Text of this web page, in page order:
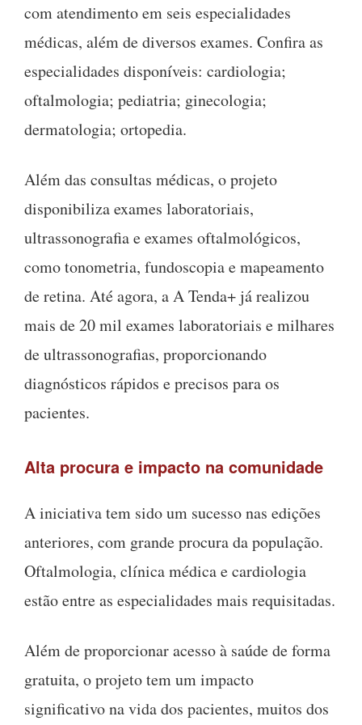
com atendimento em seis especialidades
médicas, além de diversos exames. Confira as
especialidades disponíveis: cardiologia;
oftalmologia; pediatria; ginecologia;
dermatologia; ortopedia.
Além das consultas médicas, o projeto
disponibiliza exames laboratoriais,
ultrassonografia e exames oftalmológicos,
como tonometria, fundoscopia e mapeamento
de retina. Até agora, a A Tenda+ já realizou
mais de 20 mil exames laboratoriais e milhares
de ultrassonografias, proporcionando
diagnósticos rápidos e precisos para os
pacientes.
Alta procura e impacto na comunidade
A iniciativa tem sido um sucesso nas edições
anteriores, com grande procura da população.
Oftalmologia, clínica médica e cardiologia
estão entre as especialidades mais requisitadas.
Além de proporcionar acesso à saúde de forma
gratuita, o projeto tem um impacto
significativo na vida dos pacientes, muitos dos